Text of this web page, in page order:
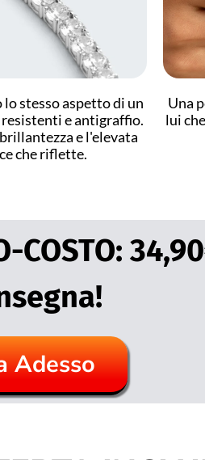
stesso aspetto di un
e antigraffio.
e l'elevata
che riflette.
Una
lui
COSTO:
Adesso